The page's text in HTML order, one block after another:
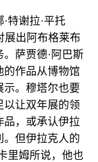
特谢拉·平托
展出阿布格莱布
萨贾德·阿巴斯
的作品从博物馆
示。穆塔尔也要
以让双年展的领
品，或承认伊拉
。但伊拉克人的
里姆所说，他也